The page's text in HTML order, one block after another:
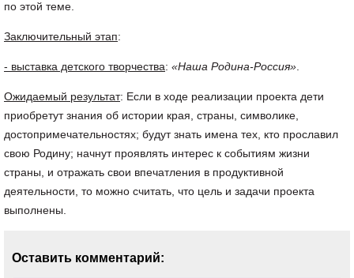
по этой теме.
Заключительный этап:
- выставка детского творчества: «Наша Родина-Россия»
Ожидаемый результат: Если в ходе реализации проекта дети
приобретут знания об истории края, страны, символике,
достопримечательностях; будут знать имена тех, кто прославил
свою Родину; начнут проявлять интерес к событиям жизни
страны, и отражать свои впечатления в продуктивной
деятельности, то можно считать, что цель и задачи проекта
выполнены.
Оставить комментарий: